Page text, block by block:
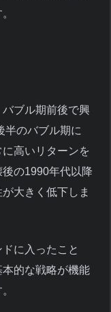
ブル期前後で興
半のバブル期に
高いリターンを
の1990年代以降
大きく低下しま
に入ったこと
的な戦略が機能